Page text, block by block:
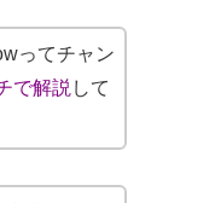
ってチャン
で解説 して